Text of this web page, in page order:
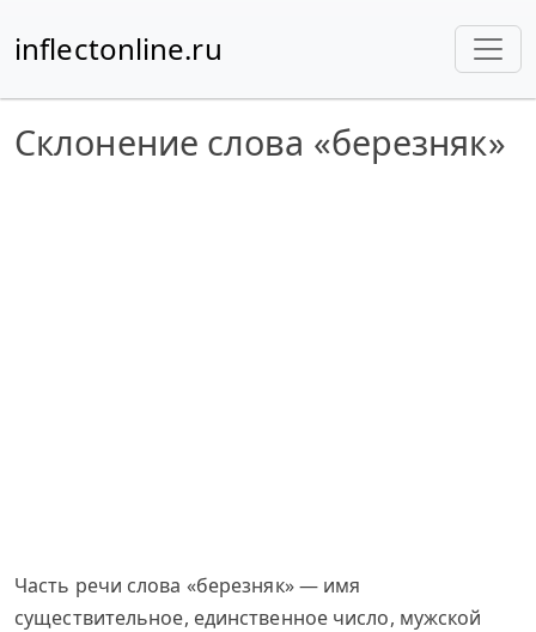
inflectonline.ru
Склонение слова «березняк»
Часть речи слова «березняк» — имя
существительное, единственное число, мужской